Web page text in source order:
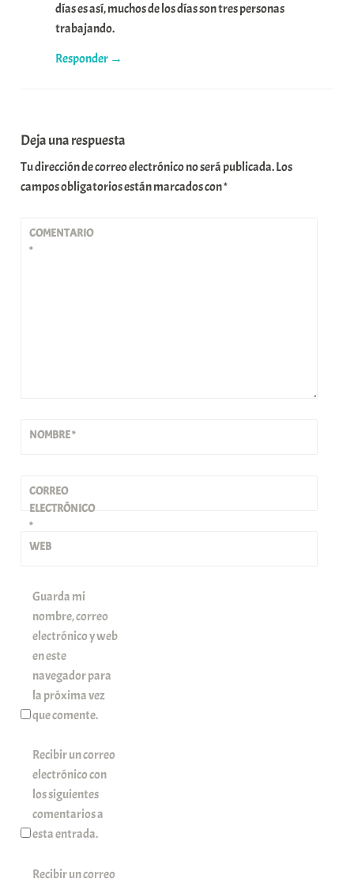
días es así, muchos de los días son tres personas
trabajando.
Responder
Deja una respuesta
Tu dirección de correo electrónico no será publicada.Los
campos obligatorios están marcados con*
COMENTARIO
*
NOMBRE*
CORREO
ELECTRÓNICO
*
WEB
Guarda mi
nombre, correo
electrónico y web
en este
navegador para
la próxima vez
que comente.
Recibir un correo
electrónico con
los siguientes
comentarios a
esta entrada.
Recibir un correo